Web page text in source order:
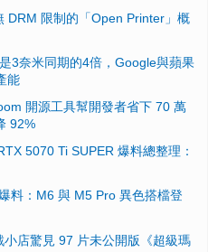
DRM 限制的「Open Printer」概
3奈米同期的4倍，Google與蘋果
能
開源工具幫開發者省下 70 萬
92%
5070 Ti SUPER 爆料總整理：
料：M6 與 M5 Pro 異色搭檔登
店驚見 97 片未公開版《超級瑪